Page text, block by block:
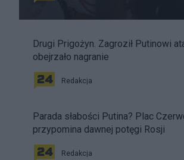
Drugi Prigożyn. Zagroził Putinowi
obejrzało nagranie
Redakcja
Parada słabości Putina? Plac
przypomina dawnej potęgi Rosji
Redakcja